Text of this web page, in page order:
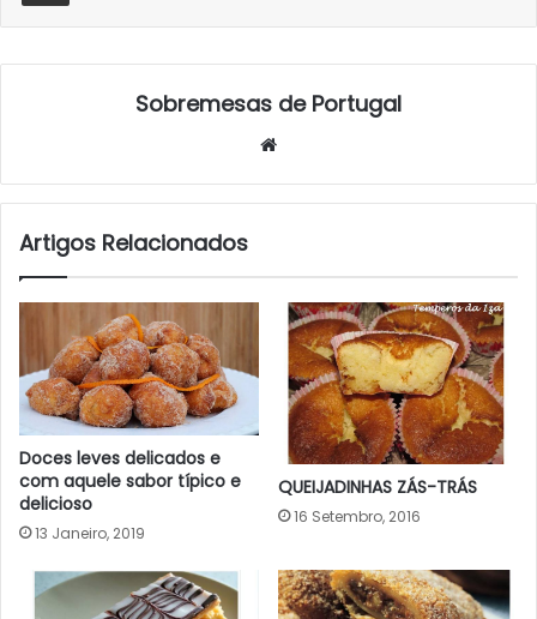
Sobremesas de Portugal
Artigos Relacionados
Doces leves delicados e
com aquele sabor típico e
delicioso
13 Janeiro, 2019
QUEIJADINHAS ZÁS-TRÁS
16 Setembro, 2016